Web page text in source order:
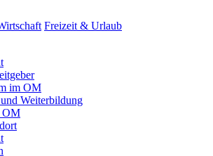
Freizeit & Urlaub
im OM
Weiterbildung
OM